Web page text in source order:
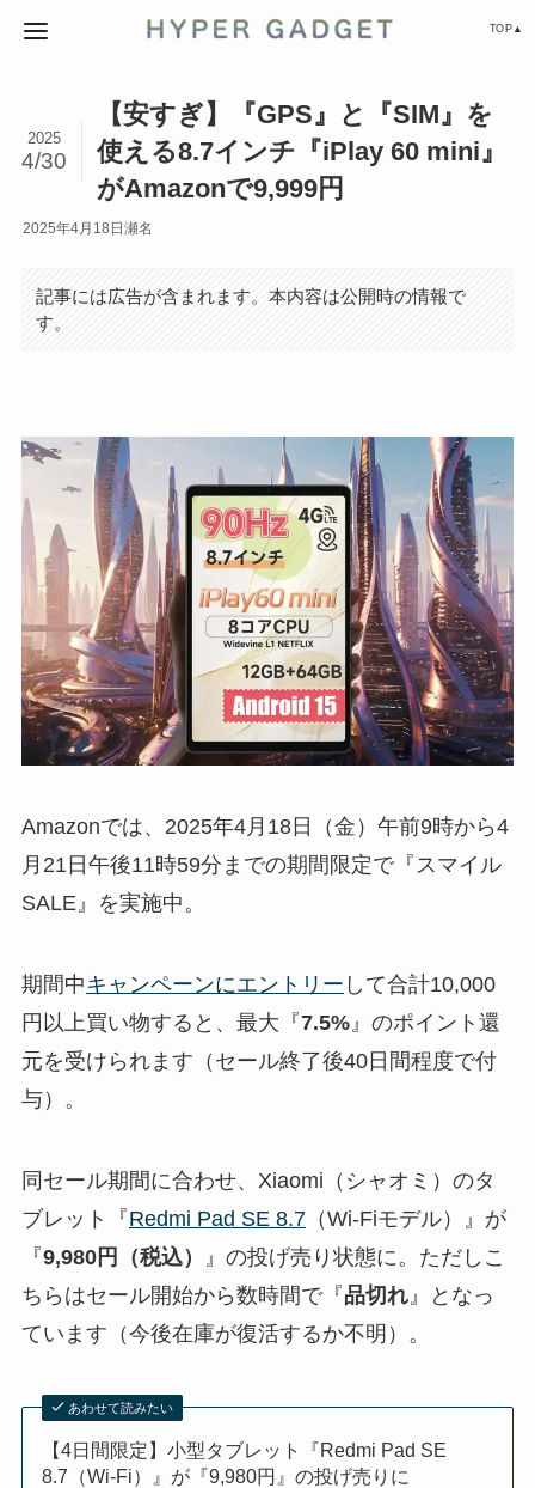
TOP▲
【安すぎ】『GPS』と『SIM』を
使える8.7インチ『iPlay 60 mini』
がAmazonで9,999円
2025
4/30
2025年4月18日 瀬名
記事には広告が含まれます。本内容は公開時の情報で
す。
Amazonでは、2025年4月18日（金）午前9時から4
月21日午後11時59分までの期間限定で『スマイル
SALE』を実施中。
期間中キャンペーンにエントリー して合計10,000
円以上買い物すると、最大『7.5%』のポイント還
元を受けられます（セール終了後40日間程度で付
与）。
同セール期間に合わせ、Xiaomi（シャオミ）のタ
ブレット『Redmi Pad SE 8.7（Wi-Fiモデル）』が
『9,980円（税込）
』の投げ売り状態に。ただしこ
ちらはセール開始から数時間で『品切れ』となっ
ています（今後在庫が復活するか不明）。
あわせて読みたい
【4日間限定】小型タブレット『Redmi Pad SE
8.7（Wi-Fi）』が『9,980円』の投げ売りに